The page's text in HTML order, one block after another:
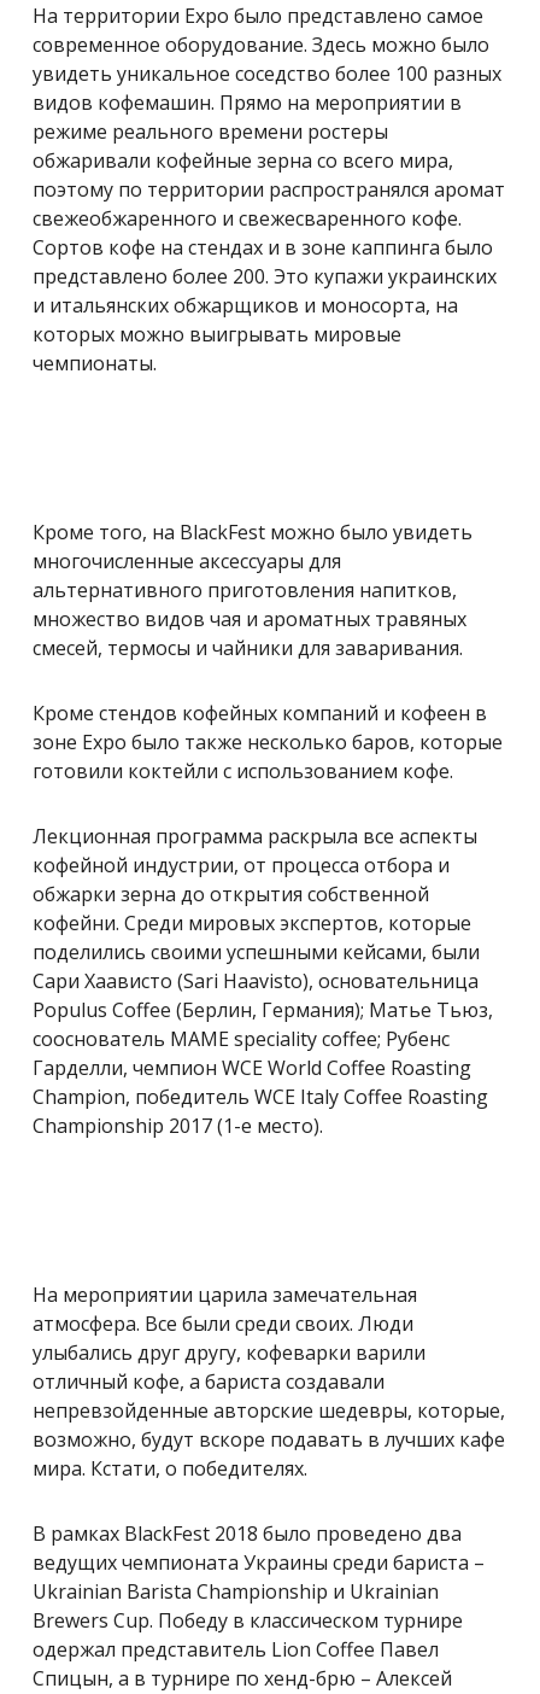
На территории Expo было представлено самое
современное оборудование. Здесь можно было
увидеть уникальное соседство более 100 разных
видов кофемашин. Прямо на мероприятии в
режиме реального времени ростеры
обжаривали кофейные зерна со всего мира,
поэтому по территории распространялся аромат
свежеобжаренного и свежесваренного кофе.
Сортов кофе на стендах и в зоне каппинга было
представлено более 200. Это купажи украинских
и итальянских обжарщиков и моносорта, на
которых можно выигрывать мировые
чемпионаты.
Кроме того, на BlackFest можно было увидеть
многочисленные аксессуары для
альтернативного приготовления напитков,
множество видов чая и ароматных травяных
смесей, термосы и чайники для заваривания.
Кроме стендов кофейных компаний и кофеен в
зоне Expo было также несколько баров, которые
готовили коктейли с использованием кофе.
Лекционная программа раскрыла все аспекты
кофейной индустрии, от процесса отбора и
обжарки зерна до открытия собственной
кофейни. Среди мировых экспертов, которые
поделились своими успешными кейсами, были
Сари Хаависто (Sari Haavisto), основательница
Populus Coffee (Берлин, Германия); Матье Тьюз,
сооснователь MAME speciality coffee; Рубенс
Гарделли, чемпион WCE World Coffee Roasting
Champion, победитель WCE Italy Coffee Roasting
Championship 2017 (1-е место).
На мероприятии царила замечательная
атмосфера. Все были среди своих. Люди
улыбались друг другу, кофеварки варили
отличный кофе, а бариста создавали
непревзойденные авторские шедевры, которые,
возможно, будут вскоре подавать в лучших кафе
мира. Кстати, о победителях.
В рамках BlackFest 2018 было проведено два
ведущих чемпионата Украины среди бариста –
Ukrainian Barista Championship и Ukrainian
Brewers Cup. Победу в классическом турнире
одержал представитель Lion Coffee Павел
Спицын, а в турнире по хенд-брю – Алексей